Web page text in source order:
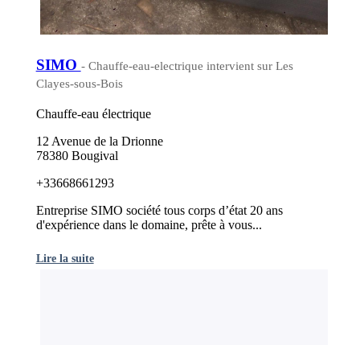
SIMO - Chauffe-eau-electrique intervient sur Les
Clayes-sous-Bois
Chauffe-eau électrique
12 Avenue de la Drionne
78380 Bougival
+33668661293
Entreprise SIMO société tous corps d’état 20 ans
d'expérience dans le domaine, prête à vous...
Lire la suite